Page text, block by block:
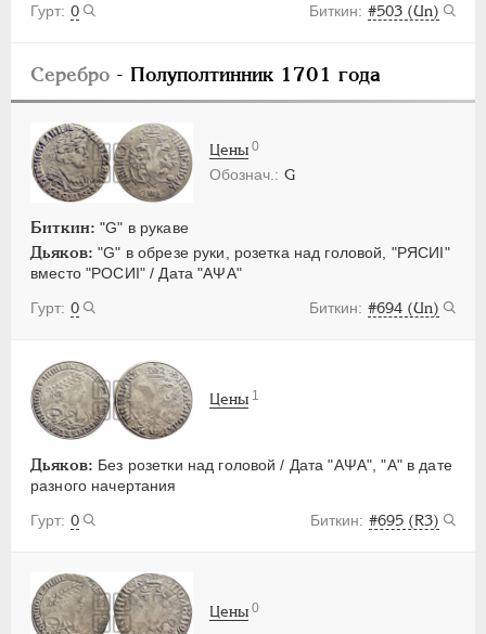
0
#503 (Un)
Серебро - Полуполтинник 1701 года
G
Биткин: "G" в рукаве
Дьяков: "G" в обрезе руки, розетка над головой, "РЯСИI"
вместо "РОСИI" / Дата "АΨА"
0
#694 (Un)
Цены 0
Дьяков: Без розетки над головой / Дата "АΨА", "А" в дате
разного начертания
0
#695 (R3)
Цены 1
Цены 0